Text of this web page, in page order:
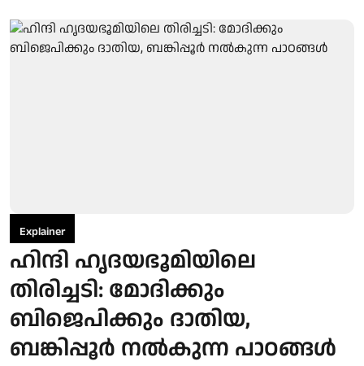
Explainer
ഹിന്ദി ഹൃദയഭൂമിയിലെ
തിരിച്ചടി: മോദിക്കും
ബിജെപിക്കും ദാതിയ,
ബങ്കിപ്പൂര്‍ നല്‍കുന്ന പാഠങ്ങള്‍